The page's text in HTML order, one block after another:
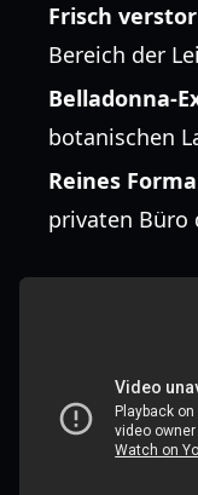
Frisch
Bereich der
Belladonna-
botanischen
Reines
privaten Büro